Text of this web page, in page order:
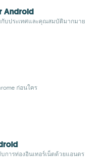
Android
กับประเทศและคุณสมบัติมากมาย
ก่อนใคร
การท่องอินเทอร์เน็ตด้วยแอนดร